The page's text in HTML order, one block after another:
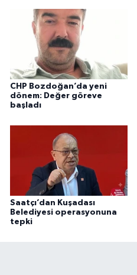
CHP Bozdoğan’da yeni
dönem: Değer göreve
başladı
Saatçı’dan Kuşadası
Belediyesi operasyonuna
tepki